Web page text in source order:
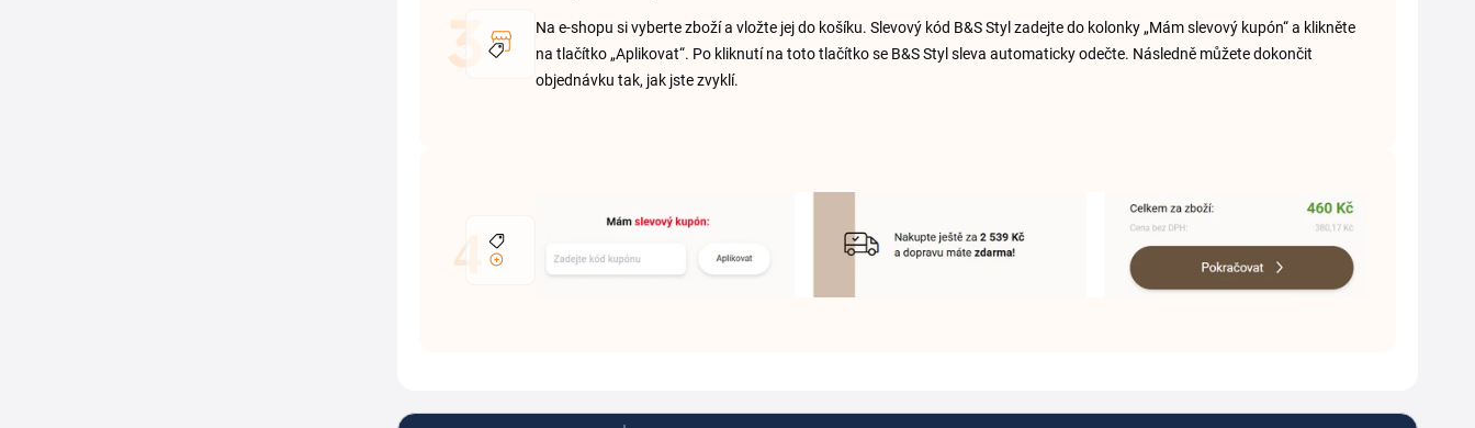
Na e-shopu si vyberte zboží a vložte jej do košíku. Slevový kód B&S Styl zadejte do kolonky „Mám slevový kupón“ a klikněte
na tlačítko „Aplikovat“. Po kliknutí na toto tlačítko se B&S Styl sleva automaticky odečte. Následně můžete dokončit
objednávku tak, jak jste zvyklí.